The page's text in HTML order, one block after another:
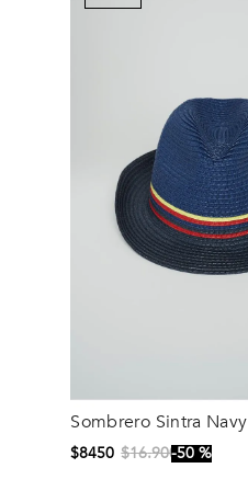
Sombrero Sintra Navy
$8450 $16.90050 %
Talla